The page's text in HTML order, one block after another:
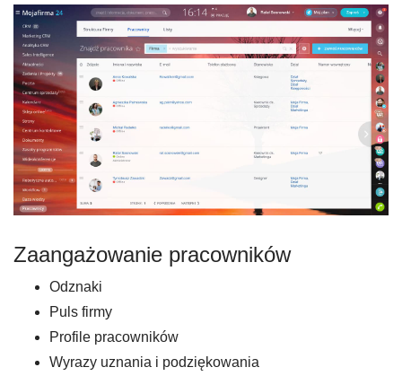
Zaangażowanie pracowników
Odznaki
Puls firmy
Profile pracowników
Wyrazy uznania i podziękowania